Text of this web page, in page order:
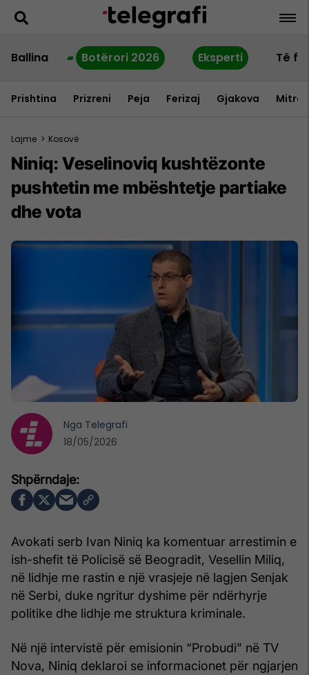
Ballina Botërori 2026 Eksperti Të
Prishtina Prizreni Peja Ferizaj Gjakova
Lajme > Kosovë
Niniq: Veselinoviq kushtëzonte
pushtetin me mbështetje partiake
dhe vota
Avokati serb Ivan Niniq ka komentuar arrestimin e
ish-shefit të Policisë së Beogradit, Vesellin Miliq,
në lidhje me rastin e një vrasjeje në lagjen Senjak
në Serbi, duke ngritur dyshime për ndërhyrje
politike dhe lidhje me struktura kriminale.
Në një intervistë për emisionin “Probudi” në TV
Nova, Niniq deklaroi se informacionet për ngjarjen
Nga Telegrafi
18/05/2026